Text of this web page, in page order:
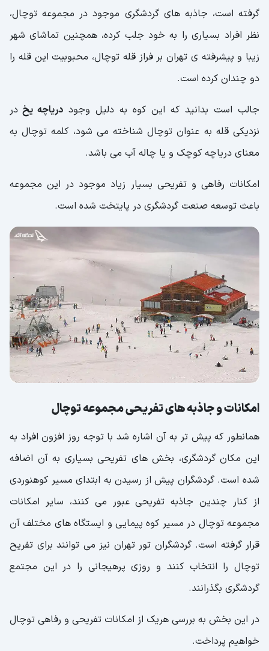
سورتمه توچال، طولانی ترین سورتمه ایران
اگر از ارتفاع نمی ترسید بگ جامپ توچال
بهترین گزینه است
طولانی ترین تله کابین پیوسته جهان
تله سیژ چشمه توچال
پیست اسکی توچال، معروف ترین جاذبه
تفریحی توچال
با اسنوموبیل با سرعت بالا رو برف لیز
هتل توچال، محل اقامت ورزشکاران
کوهنوردی در توچال، تجربه بی بدیل برای
کوهنوردان
لوازم مورد نیاز برای کوهنوردی در توچال
بهترین زمان مراجعه به مجموعه تفریحی توچال
آدرس مجموعه تفریحی توچال
گرفته است، جاذبه های گردشگری موجود در مجموعه توچال،
نظر افراد بسیاری را به خود جلب کرده، همچنین تماشای شهر
زیبا و پیشرفته ی تهران بر فراز قله توچال، محبوبیت این قله را
دو چندان کرده است.
جالب است بدانید که این کوه به دلیل وجود دریاچه یخ در
نزدیکی قله به عنوان توچال شناخته می شود، کلمه توچال به
معنای دریاچه کوچک و یا چاله آب می باشد.
امکانات رفاهی و تفریحی بسیار زیاد موجود در این مجموعه
باعث توسعه صنعت گردشگری در پایتخت شده است.
امکانات و جاذبه های تفریحی مجموعه توچال
همانطور که پیش تر به آن اشاره شد با توجه روز افزون افراد به
این مکان گردشگری، بخش های تفریحی بسیاری به آن اضافه
شده است. گردشگران پیش از رسیدن به ابتدای مسیر کوهنوردی
از کنار چندین جاذبه تفریحی عبور می کنند، سایر امکانات
مجموعه توچال در مسیر کوه پیمایی و ایستگاه های مختلف آن
قرار گرفته است. گردشگران تور تهران نیز می توانند برای تفریح
توچال را انتخاب کنند و روزی پرهیجانی را در این مجتمع
گردشگری بگذرانند.
در این بخش به بررسی هریک از امکانات تفریحی و رفاهی توچال
خواهیم پرداخت.